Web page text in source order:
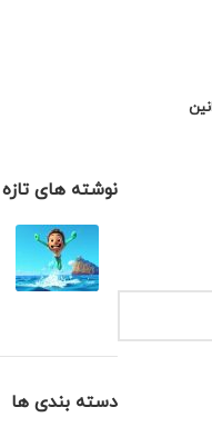
نوشته های تازه
دسته بندی ها